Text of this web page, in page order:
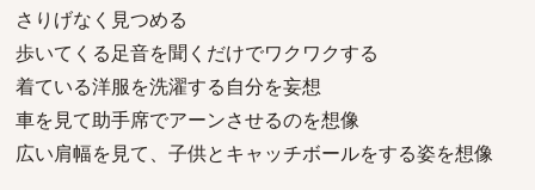
さりげなく見つめる
歩いてくる足音を聞くだけでワクワクする
着ている洋服を洗濯する自分を妄想
車を見て助手席でアーンさせるのを想像
広い肩幅を見て、子供とキャッチボールをする姿を想像